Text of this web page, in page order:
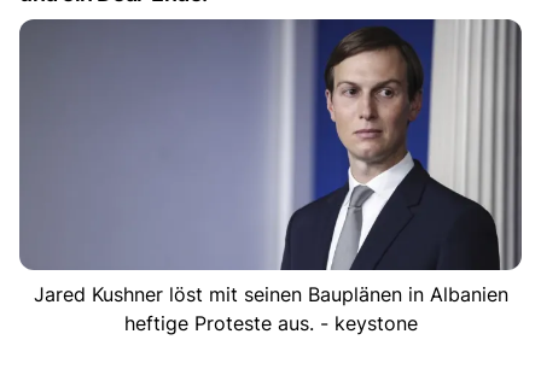
Jared Kushner löst mit seinen Bauplänen in Albanien
heftige Proteste aus. - keystone